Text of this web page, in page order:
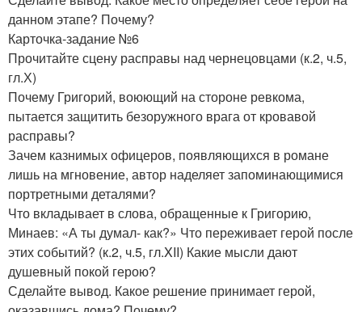
данном этапе? Почему?
Карточка-задание №6
Прочитайте сцену расправы над чернецовцами (к.2, ч.5,
гл.Х)
Почему Григорий, воюющий на стороне ревкома,
пытается защитить безоружного врага от кровавой
расправы?
Зачем казнимых офицеров, появляющихся в романе
лишь на мгновение, автор наделяет запоминающимися
портретными деталями?
Что вкладывает в слова, обращенные к Григорию,
Минаев: «А ты думал- как?» Что переживает герой после
этих событий? (к.2, ч.5, гл.XII) Какие мысли дают
душевный покой герою?
Сделайте вывод. Какое решение принимает герой,